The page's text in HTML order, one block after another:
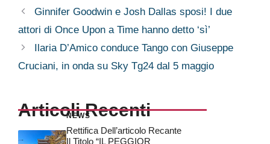
Ginnifer Goodwin e Josh Dallas sposi! I due
attori di Once Upon a Time hanno detto ‘sì’
Ilaria D’Amico conduce Tango con Giuseppe
Cruciani, in onda su Sky Tg24 dal 5 maggio
Articoli Recenti
NEWS
Rettifica Dell’articolo Recante
Il Titolo “IL PEGGIOR